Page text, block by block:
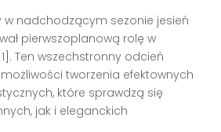
w nadchodzącym sezonie jesień
pierwszoplanową rolę w
Ten wszechstronny odcień
tworzenia efektownych
które sprawdzą się
jak i eleganckich